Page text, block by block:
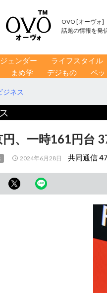
OVO [オーヴォ]
話題の情報を発
動
ジェンダー ライフスタイル
まめ学 デジもの ペッ
ジネス
円、一時161円台
2024年6月28日 共同通信